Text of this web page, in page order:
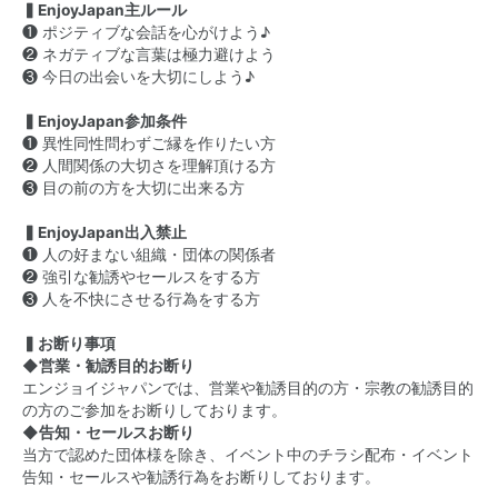
▍EnjoyJapan主ルール
❶ ポジティブな会話を心がけよう♪
❷ ネガティブな言葉は極力避けよう
❸ 今日の出会いを大切にしよう♪
▍EnjoyJapan参加条件
❶ 異性同性問わずご縁を作りたい方
❷ 人間関係の大切さを理解頂ける方
❸ 目の前の方を大切に出来る方
▍EnjoyJapan出入禁止
❶ 人の好まない組織・団体の関係者
❷ 強引な勧誘やセールスをする方
❸ 人を不快にさせる行為をする方
▍お断り事項
◆営業・勧誘目的お断り
エンジョイジャパンでは、営業や勧誘目的の方・宗教の勧誘目的
の方のご参加をお断りしております。
◆告知・セールスお断り
当方で認めた団体様を除き、イベント中のチラシ配布・イベント
告知・セールスや勧誘行為をお断りしております。